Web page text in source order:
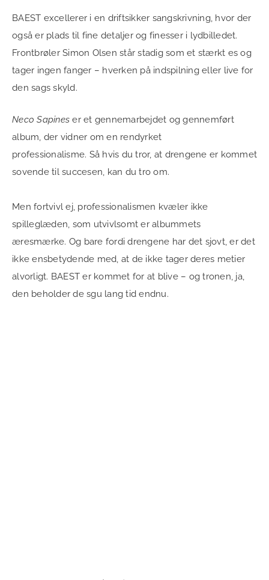
BAEST excellerer i en driftsikker sangskrivning, hvor der
også er plads til fine detaljer og finesser i lydbilledet.
Frontbrøler Simon Olsen står stadig som et stærkt es og
tager ingen fanger – hverken på indspilning eller live for
den sags skyld.
Neco Sapines er et gennemarbejdet og gennemført
album, der vidner om en rendyrket
professionalisme. Så hvis du tror, at drengene er kommet
sovende til succesen, kan du tro om.
Men fortvivl ej, professionalismen kvæler ikke
spilleglæden, som utvivlsomt er albummets
æresmærke. Og bare fordi drengene har det sjovt, er det
ikke ensbetydende med, at de ikke tager deres metier
alvorligt. BAEST er kommet for at blive – og tronen, ja,
den beholder de sgu lang tid endnu.